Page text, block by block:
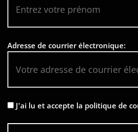
Adresse de courrier électronique:
J'ai lu et accepte la politique de